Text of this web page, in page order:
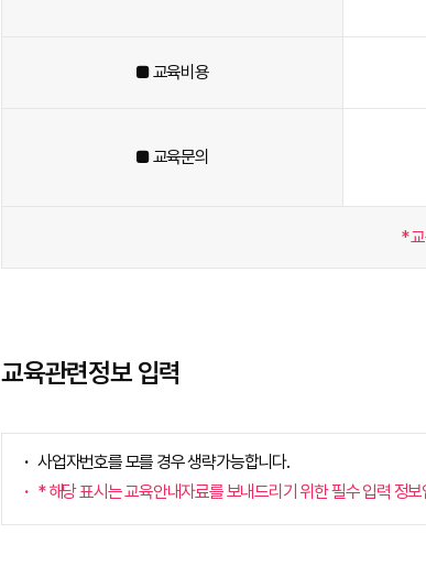
■ 교육비용
■ 교육문의
*
교육관련정보 입력
사업자번호를 모를 경우 생략가능합니다.
* 해당 표시는 교육안내자료를 보내드리기 위한 필수 입력 정보